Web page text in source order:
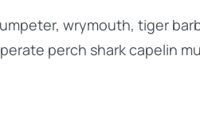
wrymouth, tiger
perch shark capelin